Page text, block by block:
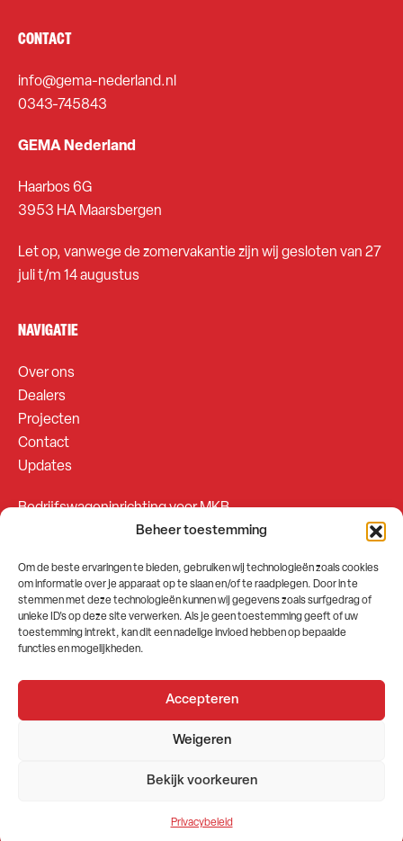
Beheer toestemming
Om de beste ervaringen te bieden, gebruiken wij technologieën zoals cookies
om informatie over je apparaat op te slaan en/of te raadplegen. Door in te
stemmen met deze technologieën kunnen wij gegevens zoals surfgedrag of
unieke ID's op deze site verwerken. Als je geen toestemming geeft of uw
toestemming intrekt, kan dit een nadelige invloed hebben op bepaalde
functies en mogelijkheden.
Accepteren
Weigeren
Bekijk voorkeuren
Privacybeleid
CONTACT
info@gema-nederland.nl
0343-745843
GEMA Nederland
Haarbos 6G
3953 HA Maarsbergen
Let op, vanwege de zomervakantie zijn wij gesloten van 27
juli t/m 14 augustus
NAVIGATIE
Over ons
Dealers
Projecten
Contact
Updates
Bedrijfswageninrichting voor MKB
Bedrijfswageninrichting voor Fleetsales
SOCIALS